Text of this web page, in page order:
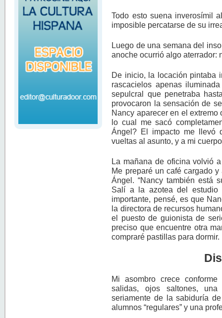
Todo esto suena inverosímil
imposible percatarse de su
Luego de una semana del
anoche ocurrió algo aterrador:
De inicio, la locación pintaba
rascacielos apenas
sepulcral que penetraba
provocaron la sensación de
Nancy aparecer en el extremo
lo cual me sacó
Ángel? El impacto me llevó
vueltas al asunto, y a mi
La mañana de oficina volvió
Me preparé un café cargado
Ángel. “Nancy también está
Salí a la azotea del estudio
importante, pensé, es que
la directora de recursos
el puesto de guionista de
preciso que encuentre otra
compraré pastillas para dormir.
Mi asombro crece
salidas, ojos saltones,
seriamente de la sabiduría
alumnos “regulares” y una